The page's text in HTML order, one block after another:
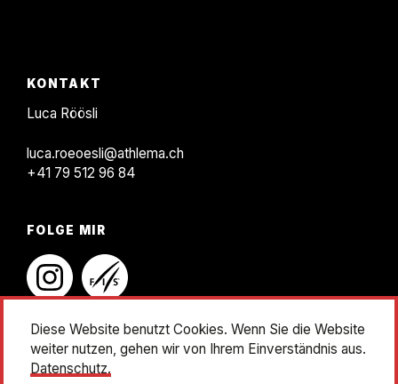
F
o
t
KONTAKT
Luca Röösli
luca.roeoesli@athlema.ch
+41 79 512 96 84
FOLGE MIR
instagramlinkedin
Impressum Datenschutz
Diese Website benutzt Cookies. Wenn Sie die Website
weiter nutzen, gehen wir von Ihrem Einverständnis aus.
Datenschutz.